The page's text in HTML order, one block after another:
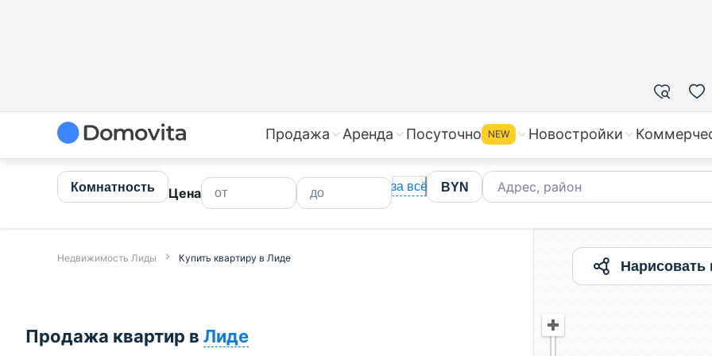
Продажа Аренда Посуточно NEW Новостройки
Комнатность Цена за всё BYN Адрес, район
Недвижимость Лиды Купить квартиру в Лиде
Продажа квартир в Лиде
Нарисовать